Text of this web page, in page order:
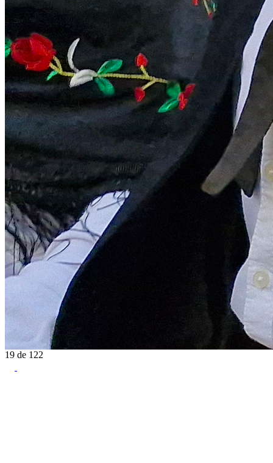
19 de 122